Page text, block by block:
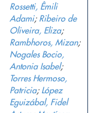
Rossetti, Êmili
Adami; Ribeiro de
Oliveira, Eliza;
Rambhoros, Mizan;
Nogales Bocio,
Antonia Isabel;
Torres Hermoso,
Patricia; López
Eguizábal, Fidel